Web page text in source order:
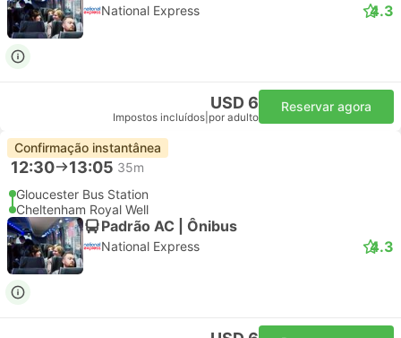
National Express 4.3
USD 6
Impostos incluídos por adulto
Reservar agora
Confirmação instantânea
12:30 13:05 35m
Gloucester Bus Station
Cheltenham Royal Well
Padrão AC | Ônibus
National Express 4.3